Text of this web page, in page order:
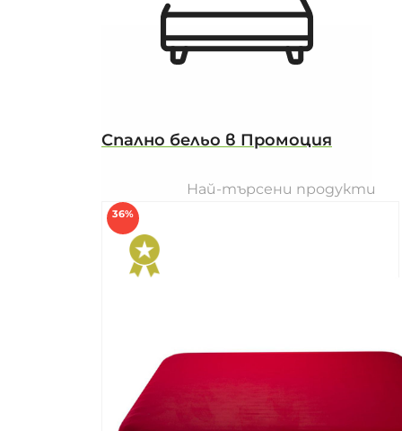
Спално бельо в Промоция
Най-търсени продукти
36%